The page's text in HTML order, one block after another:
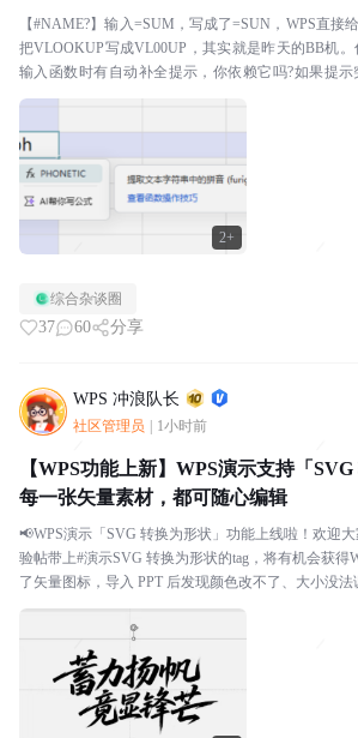
2+
【#NAME?】输入=SUM，写成了=SUN，WPS直接
把VLOOKUP写成VL00UP，其实就是昨天的BB机
输入函数时有自动补全提示，你依赖它吗?如果提
个?本BB机分享：我十分...
综合杂谈圈
37 60 分享
WPS 冲浪队长
社区管理员 1小时前
【WPS功能上新】WPS演示支持「
每一张矢量素材，都可随心编辑
📢WPS演示「SVG 转换为形状」功能上线啦！欢迎
验帖带上#演示SVG 转换为形状的tag，将有机会获得
了矢量图标，导入 PPT 后发现颜色改不了、大小没法
VG，想微调某个笔...